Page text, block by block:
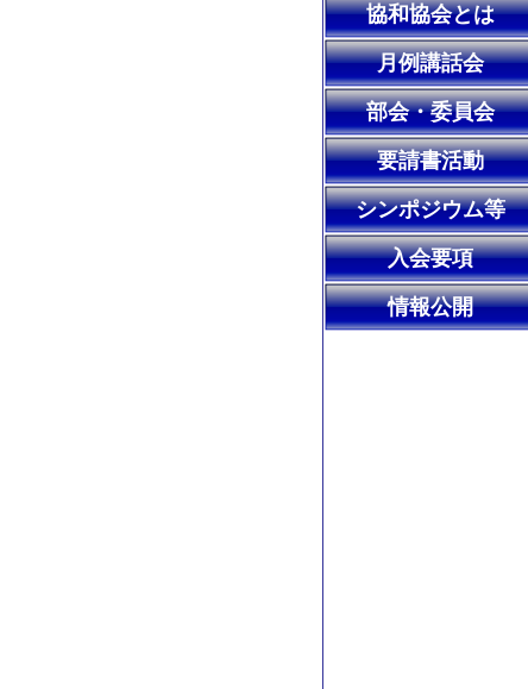
協和協会とは
月例講話会
部会・委員会
要請書活動
シンポジウム等
入会要項
情報公開